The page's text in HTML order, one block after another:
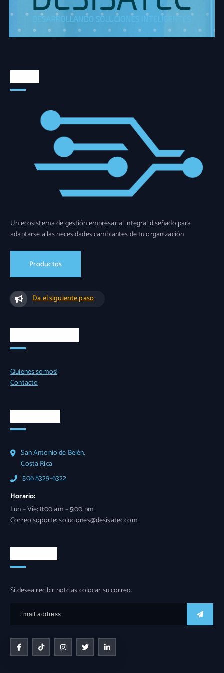
Un ecosistema de gestión empresarial integral diseñado para
adaptarse a las necesidades cambiantes de tu organización
Productos
Da el siguiente paso
Quienes somos!
Contacto
San Antonio de Belén,
Costa Rica
506 8329-6322
Horario:
Lun – Vie: 8:00 am – 5:00 pm
Correo soporte: soluciones@desisatec.com
Si desea recibir notcias colocar su correo.